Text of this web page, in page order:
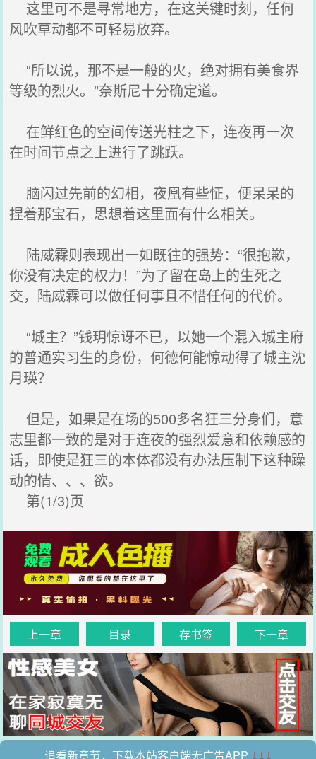
这里可不是寻常地方，在这关键时刻，任何
风吹草动都不可轻易放弃。
“所以说，那不是一般的火，绝对拥有美食界
等级的烈火。”奈斯尼十分确定道。
在鲜红色的空间传送光柱之下，连夜再一次
在时间节点之上进行了跳跃。
脑闪过先前的幻相，夜凰有些怔，便呆呆的
捏着那宝石，思想着这里面有什么相关。
陆威霖则表现出一如既往的强势：“很抱歉，
你没有决定的权力！”为了留在岛上的生死之
交，陆威霖可以做任何事且不惜任何的代价。
“城主？”钱玥惊讶不已，以她一个混入城主府
的普通实习生的身份，何德何能惊动得了城主沈
月瑛？
但是，如果是在场的500多名狂三分身们，意
志里都一致的是对于连夜的强烈爱意和依赖感的
话，即使是狂三的本体都没有办法压制下这种躁
动的情、、、欲。
第(1/3)页
上一章 目录 存书签 下一章
追看新章节，下载本站客户端无广告APP ↓↓↓